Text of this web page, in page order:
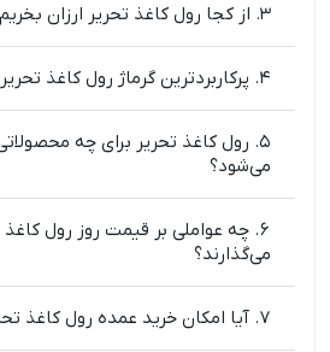
3. از کجا رول کاغذ تحریر ارزان بخریم؟
4. پرکاربردترین گرماژ رول کاغذ تحریر چیست؟
5. رول کاغذ تحریر برای چه
می‌شود؟
6. چه عواملی بر قیمت روز رول کاغذ
می‌گذارند؟
7. آیا امکان خرید عمده رول کاغذ تحریر وجود دارد؟